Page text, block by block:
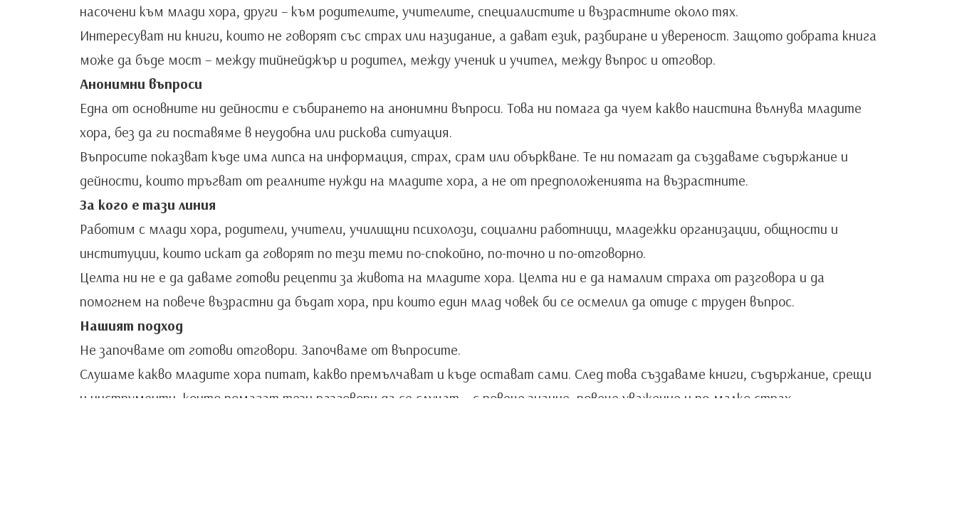
насочени към млади хора, други – към родителите, учителите, специалистите и възрастните около тях.
Интересуват ни книги, които не говорят със страх или назидание, а дават език, разбиране и увереност. Защото добрата книга
може да бъде мост – между тийнейджър и родител, между ученик и учител, между въпрос и отговор.
Анонимни въпроси
Една от основните ни дейности е събирането на анонимни въпроси. Това ни помага да чуем какво наистина вълнува младите
хора, без да ги поставяме в неудобна или рискова ситуация.
Въпросите показват къде има липса на информация, страх, срам или объркване. Те ни помагат да създаваме съдържание и
дейности, които тръгват от реалните нужди на младите хора, а не от предположенията на възрастните.
За кого е тази линия
Работим с млади хора, родители, учители, училищни психолози, социални работници, младежки организации, общности и
институции, които искат да говорят по тези теми по-спокойно, по-точно и по-отговорно.
Целта ни не е да даваме готови рецепти за живота на младите хора. Целта ни е да намалим страха от разговора и да
помогнем на повече възрастни да бъдат хора, при които един млад човек би се осмелил да отиде с труден въпрос.
Нашият подход
Не започваме от готови отговори. Започваме от въпросите.
Слушаме какво младите хора питат, какво премълчават и къде остават сами. След това създаваме книги, съдържание, срещи
и инструменти, които помагат тези разговори да се случат – с повече знание, повече уважение и по-малко страх.